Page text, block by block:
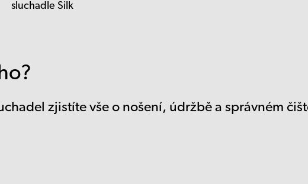
sluchadle Silk
zjistíte vše o nošení, údržbě a správném